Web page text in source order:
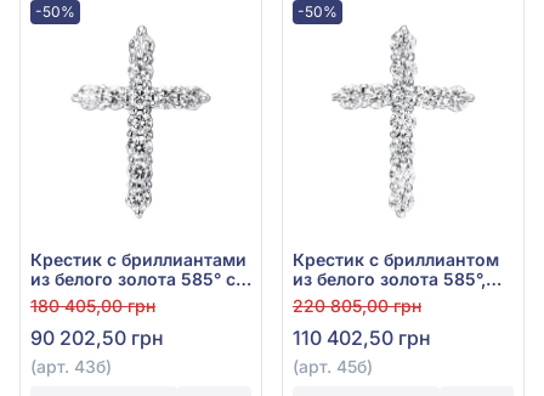
-50%
Крестик с бриллиантами
из белого золота 585° с
бриллиантом 0,95ct, арт.
43б
180 405,00 грн
90 202,50 грн
(арт. 43б)
-50%
Крестик с бриллиантом
из белого золота 585°,
1,21ct, арт. 45б
220 805,00 грн
110 402,50 грн
(арт. 45б)